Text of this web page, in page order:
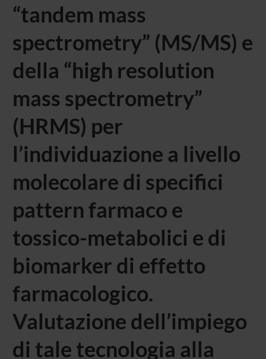
“tandem mass
spectrometry” (MS/MS) e
della “high resolution
mass spectrometry”
(HRMS) per
l’individuazione a livello
molecolare di specifici
pattern farmaco e
tossico-metabolici e di
biomarker di effetto
farmacologico.
Valutazione dell’impiego
di tale tecnologia alla